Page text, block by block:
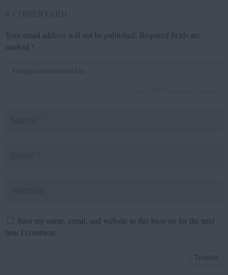
Your email address will not be published. Required fields are
marked *
Save my name, email, and website in this browser for the next
time I comment.